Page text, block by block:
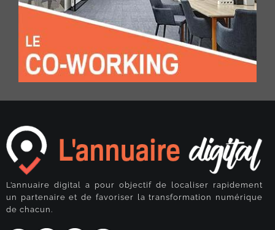
L’annuaire digital a pour objectif de localiser rapidement
un partenaire et de favoriser la transformation numérique
de chacun.